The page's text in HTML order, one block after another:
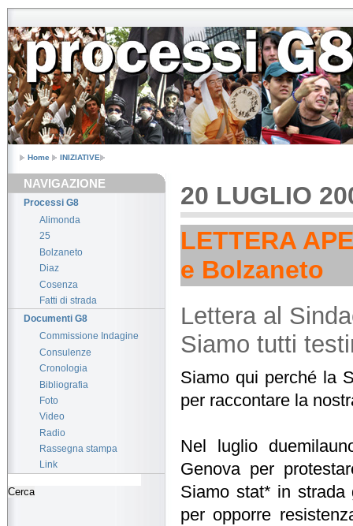
Home INIZIATIVE
NAVIGAZIONE
Processi G8
Alimonda
25
Bolzaneto
Diaz
Cosenza
Fatti di strada
Documenti G8
Commissione Indagine
Consulenze
Cronologia
Bibliografia
Foto
Video
Radio
Rassegna stampa
Link
20 LUGLIO
LETTERA
e Bolzaneto
Lettera al
Siamo tutti
Siamo qui perché la
per raccontare la
Nel luglio
Genova per
Siamo stat* in strada
per opporre